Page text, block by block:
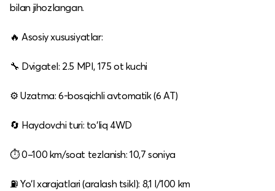
bilan jihozlangan.
🔥 Asosiy xususiyatlar:
🔧 Dvigatel: 2.5 MPI, 175 ot kuchi
⚙️ Uzatma: 6‑bosqichli avtomatik (6 AT)
🔄 Haydovchi turi: to‘liq 4WD
⏱️ 0–100 km/soat tezlanish: 10,7 soniya
⛽ Yo‘l xarajatlari (aralash tsikl): 8,1 l/100 km